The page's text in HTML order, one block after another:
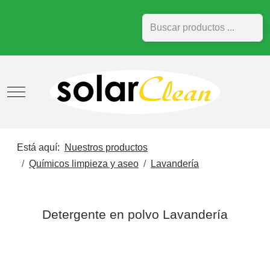
Buscar
Mobile Menu Toggle
Está aquí:
Nuestros productos
Químicos limpieza y aseo
Lavandería
Detergente en polvo Lavandería